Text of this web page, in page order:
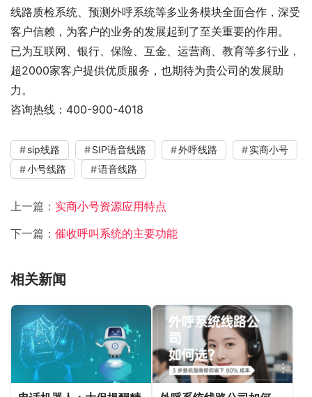
线路质检系统、预测外呼系统等多业务模块全面合作，深受
客户信赖，为客户的业务的发展起到了至关重要的作用。
已为互联网、银行、保险、互金、运营商、教育等多行业，
超2000家客户提供优质服务，也期待为贵公司的发展助
力。
咨询热线：400-900-4018
sip线路 SIP语音线路 外呼线路
实商小号
小号线路
语音线路
上一篇： 实商小号资源应用特点
下一篇： 催收呼叫系统的主要功能
相关新闻